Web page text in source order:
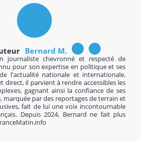
Bernard M.
journaliste chevronné et respecté de
pour son expertise en politique et ses
l'actualité nationale et internationale.
direct, il parvient à rendre accessibles les
gagnant ainsi la confiance de ses
marquée par des reportages de terrain et
fait de lui une voix incontournable
Depuis 2024, Bernard ne fait plus